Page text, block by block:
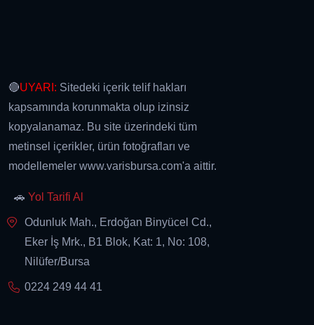
🔴UYARI: Sitedeki içerik telif hakları
kapsamında korunmakta olup izinsiz
kopyalanamaz. Bu site üzerindeki tüm
metinsel içerikler, ürün fotoğrafları ve
modellemeler www.varisbursa.com'a aittir.
🚗 Yol Tarifi Al
Odunluk Mah., Erdoğan Binyücel Cd.,
Eker İş Mrk., B1 Blok, Kat: 1, No: 108,
Nilüfer/Bursa
0224 249 44 41